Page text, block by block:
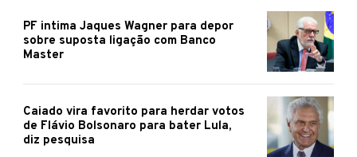
PF intima Jaques Wagner para depor
sobre suposta ligação com Banco
Master
Caiado vira favorito para herdar votos
de Flávio Bolsonaro para bater Lula,
diz pesquisa